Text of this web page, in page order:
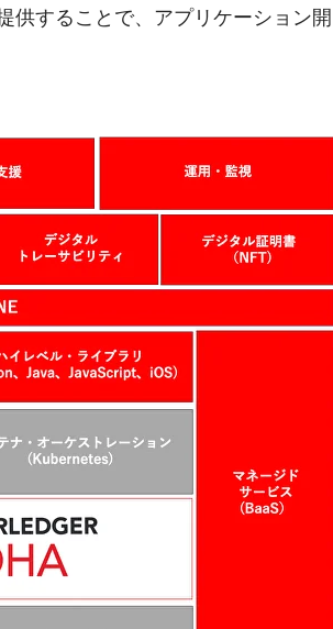
供することで、アプリケーション開